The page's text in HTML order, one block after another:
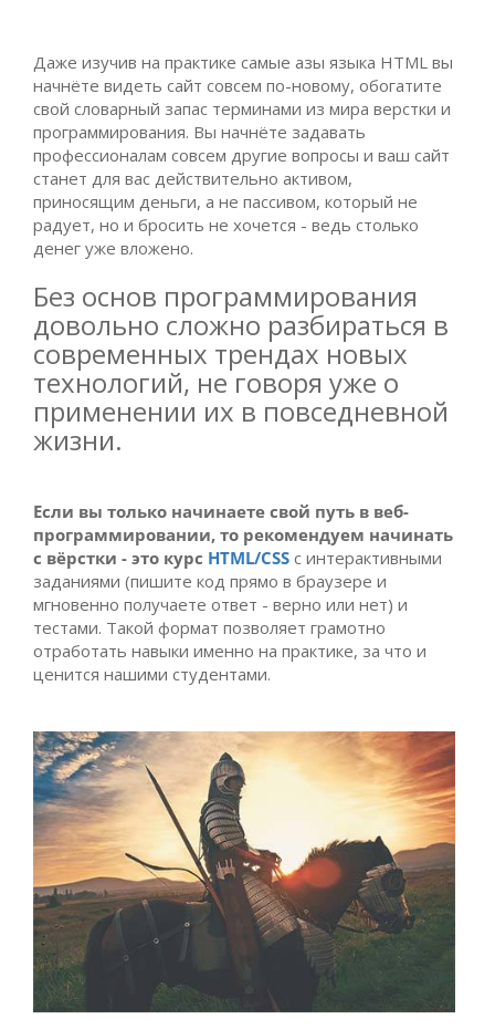
Даже изучив на практике самые азы языка HTML вы
начнёте видеть сайт совсем по-новому, обогатите
свой словарный запас терминами из мира верстки и
программирования. Вы начнёте задавать
профессионалам совсем другие вопросы и ваш сайт
станет для вас действительно активом,
приносящим деньги, а не пассивом, который не
радует, но и бросить не хочется - ведь столько
денег уже вложено.
Без основ программирования
довольно сложно разбираться в
современных трендах новых
технологий, не говоря уже о
применении их в повседневной
жизни.
Если вы только начинаете свой путь в веб-
программировании, то рекомендуем начинать
с вёрстки - это курс HTML/CSS с интерактивными
заданиями (пишите код прямо в браузере и
мгновенно получаете ответ - верно или нет) и
тестами. Такой формат позволяет грамотно
отработать навыки именно на практике, за что и
ценится нашими студентами.